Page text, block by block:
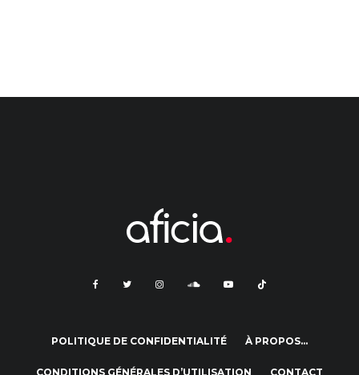
POLITIQUE DE CONFIDENTIALITÉ À PROPOS…
CONDITIONS GÉNÉRALES D’UTILISATION CONTACT